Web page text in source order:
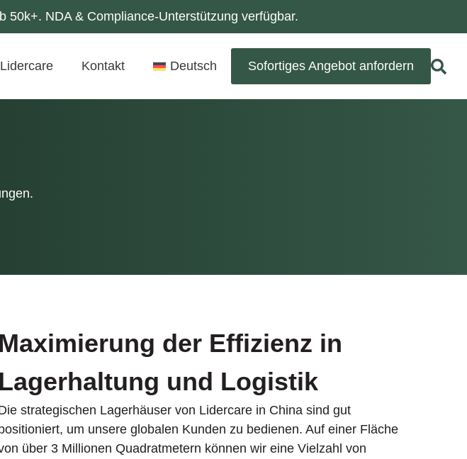
NDA & Compliance-Unterstützung verfügbar.
Kontakt Deutsch Sofortiges Angebot anfordern
Maximierung der Effizienz in
Lagerhaltung und Logistik
strategischen Lagerhäuser von Lidercare in China sind gut
um unsere globalen Kunden zu bedienen. Auf einer Fläche
über 3 Millionen Quadratmetern können wir eine Vielzahl von